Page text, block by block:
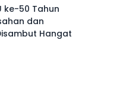
ke-50 Tahun
dan
Hangat